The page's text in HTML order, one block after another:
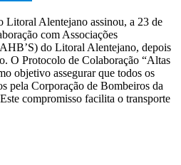
Litoral Alentejano assinou, a 23 de
com Associações
do Litoral Alentejano, depois
O Protocolo de Colaboração “Altas
objetivo assegurar que todos os
pela Corporação de Bombeiros da
compromisso facilita o transporte